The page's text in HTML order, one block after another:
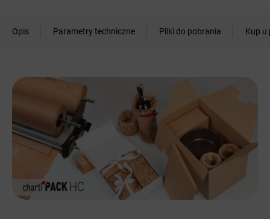
Opis Parametry techniczne Pliki do pobrania Kup u